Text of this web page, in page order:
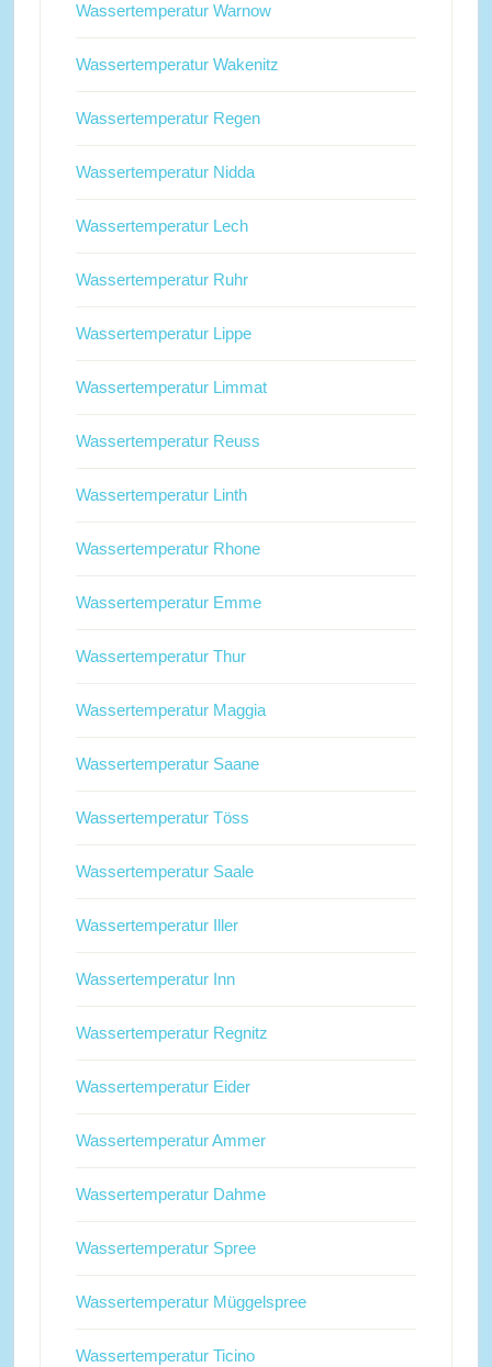
Wassertemperatur Warnow
Wassertemperatur Wakenitz
Wassertemperatur Regen
Wassertemperatur Nidda
Wassertemperatur Lech
Wassertemperatur Ruhr
Wassertemperatur Lippe
Wassertemperatur Limmat
Wassertemperatur Reuss
Wassertemperatur Linth
Wassertemperatur Rhone
Wassertemperatur Emme
Wassertemperatur Thur
Wassertemperatur Maggia
Wassertemperatur Saane
Wassertemperatur Töss
Wassertemperatur Saale
Wassertemperatur Iller
Wassertemperatur Inn
Wassertemperatur Regnitz
Wassertemperatur Eider
Wassertemperatur Ammer
Wassertemperatur Dahme
Wassertemperatur Spree
Wassertemperatur Müggelspree
Wassertemperatur Ticino